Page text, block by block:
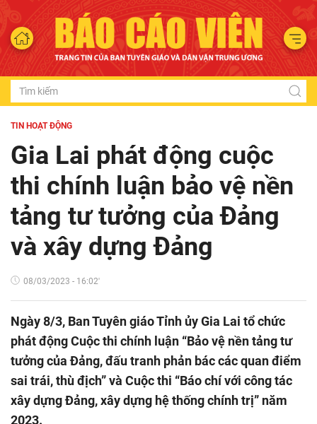
TIN HOẠT ĐỘNG
Gia Lai phát động cuộc
thi chính luận bảo vệ nền
tảng tư tưởng của Đảng
và xây dựng Đảng
08/03/2023 - 16:02'
Ngày 8/3, Ban Tuyên giáo Tỉnh ủy Gia Lai tổ chức
phát động Cuộc thi chính luận “Bảo vệ nền tảng tư
tưởng của Đảng, đấu tranh phản bác các quan điểm
sai trái, thù địch” và Cuộc thi “Báo chí với công tác
xây dựng Đảng, xây dựng hệ thống chính trị” năm
2023.